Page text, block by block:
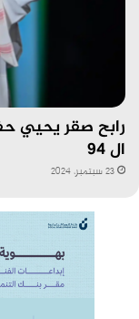
رابح صقر يحيي
ال 94
23 سبتمبر، 2024